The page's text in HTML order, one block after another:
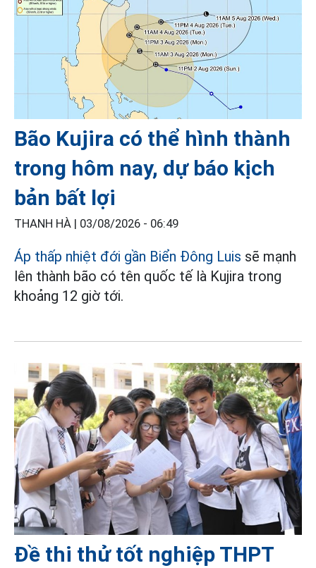
Bão Kujira có thể hình thành
trong hôm nay, dự báo kịch
bản bất lợi
THANH HÀ | 03/08/2026 - 06:49
Áp thấp nhiệt đới gần Biển Đông Luis sẽ mạnh
lên thành bão có tên quốc tế là Kujira trong
khoảng 12 giờ tới.
Đề thi thử tốt nghiệp THPT